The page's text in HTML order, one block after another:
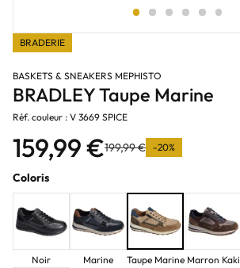
BRADERIE
BASKETS & SNEAKERS MEPHISTO
BRADLEY Taupe Marine
Réf. couleur : V 3669 SPICE
159,99 €199,99 € -20%
Coloris
Noir Marine Taupe Marine Marron Kaki